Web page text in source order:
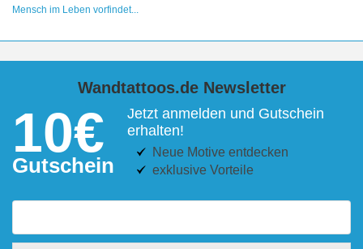
Mensch im Leben vorfindet...
Wandtattoos.de Newsletter
10€
Gutschein
Jetzt anmelden und Gutschein
erhalten!
Neue Motive entdecken
exklusive Vorteile